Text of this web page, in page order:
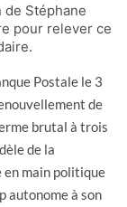
de Stéphane
pour relever ce
Postale le 3
de
brutal à trois
de la
en main politique
autonome à son